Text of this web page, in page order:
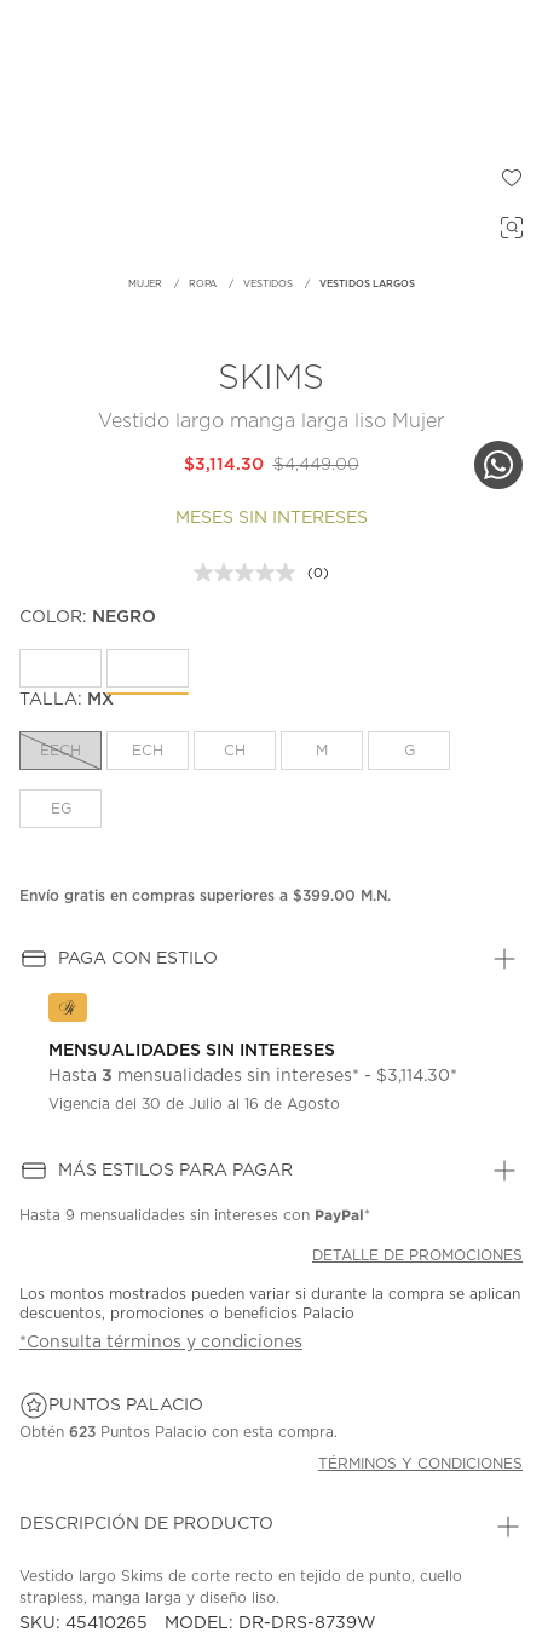
MUJER ROPA VESTIDOS VESTIDOS LARGOS
SKIMS
Vestido largo manga larga liso Mujer
$4,449.00
$3,114.30
MESES SIN INTERESES
Sin
(0)
COLOR: NEGRO
TALLA: MX
EECH ECH CH M G
EG
Envío gratis en compras superiores a $399.00 M.N.
PAGA CON ESTILO
MENSUALIDADES SIN INTERESES
Hasta 3 mensualidades sin intereses* - $3,114.30*
Vigencia del 30 de Julio al 16 de Agosto
MÁS ESTILOS PARA PAGAR
Hasta 9 mensualidades sin intereses con PayPal*
DETALLE DE PROMOCIONES
Los montos mostrados pueden variar si durante la compra se aplican
descuentos, promociones o beneficios Palacio
*Consulta términos y condiciones
PUNTOS PALACIO
Obtén 623 Puntos Palacio con esta compra.
TÉRMINOS Y CONDICIONES
DESCRIPCIÓN DE PRODUCTO
Vestido largo Skims de corte recto en tejido de punto, cuello
strapless, manga larga y diseño liso.
SKU: 45410265 MODEL: DR-DRS-8739W